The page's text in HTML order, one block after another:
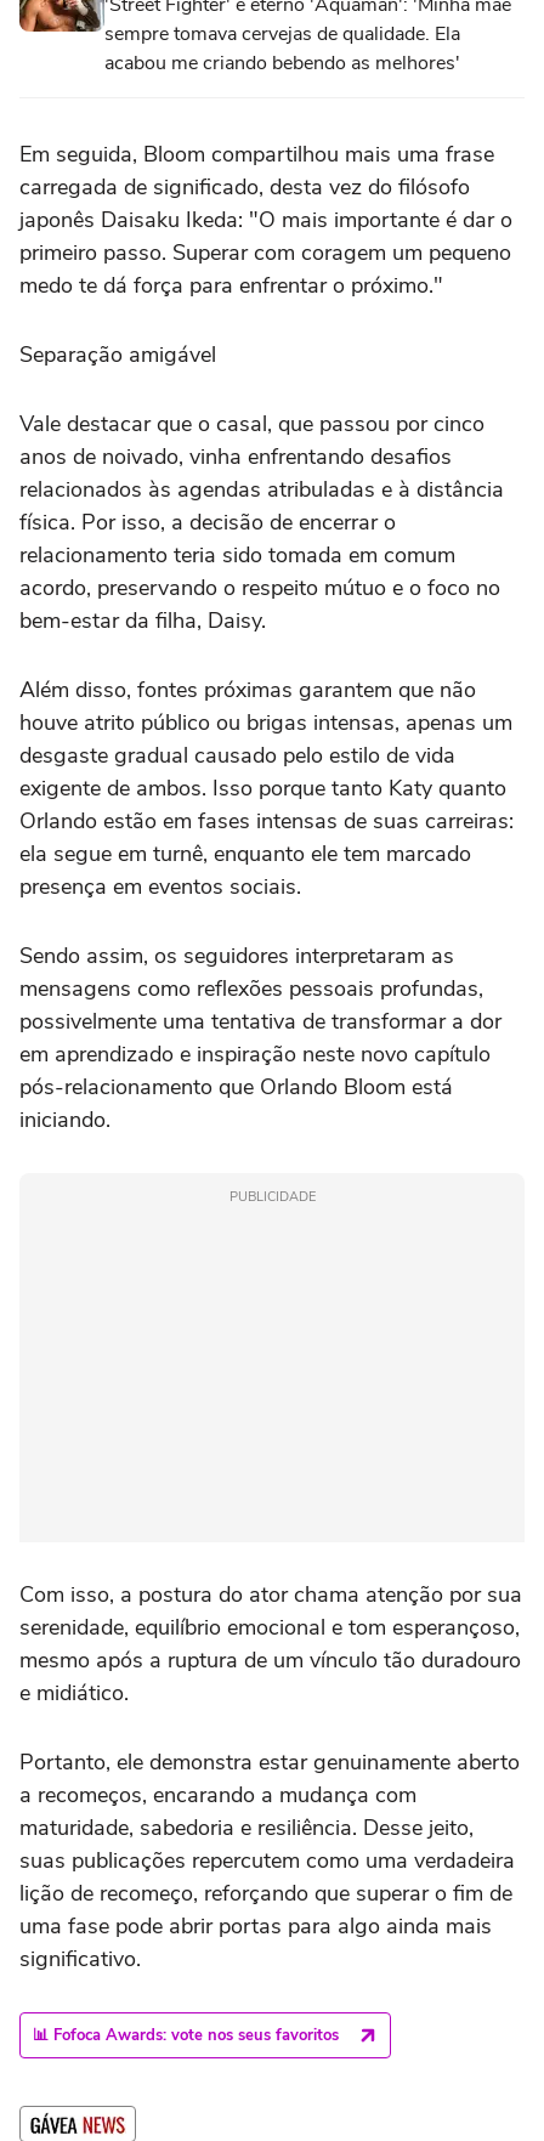
sempre tomava cervejas de qualidade. Ela
acabou me criando bebendo as melhores'
Em seguida, Bloom compartilhou mais uma frase
carregada de significado, desta vez do filósofo
japonês Daisaku Ikeda: "O mais importante é dar o
primeiro passo. Superar com coragem um pequeno
medo te dá força para enfrentar o próximo."
Separação amigável
Vale destacar que o casal, que passou por cinco
anos de noivado, vinha enfrentando desafios
relacionados às agendas atribuladas e à distância
física. Por isso, a decisão de encerrar o
relacionamento teria sido tomada em comum
acordo, preservando o respeito mútuo e o foco no
bem-estar da filha, Daisy.
Além disso, fontes próximas garantem que não
houve atrito público ou brigas intensas, apenas um
desgaste gradual causado pelo estilo de vida
exigente de ambos. Isso porque tanto Katy quanto
Orlando estão em fases intensas de suas carreiras:
ela segue em turnê, enquanto ele tem marcado
presença em eventos sociais.
Sendo assim, os seguidores interpretaram as
mensagens como reflexões pessoais profundas,
possivelmente uma tentativa de transformar a dor
em aprendizado e inspiração neste novo capítulo
pós-relacionamento que Orlando Bloom está
iniciando.
PUBLICIDADE
Com isso, a postura do ator chama atenção por sua
serenidade, equilíbrio emocional e tom esperançoso,
mesmo após a ruptura de um vínculo tão duradouro
e midiático.
Portanto, ele demonstra estar genuinamente aberto
a recomeços, encarando a mudança com
maturidade, sabedoria e resiliência. Desse jeito,
suas publicações repercutem como uma verdadeira
lição de recomeço, reforçando que superar o fim de
uma fase pode abrir portas para algo ainda mais
significativo.
📊 Fofoca Awards: vote nos seus favoritos